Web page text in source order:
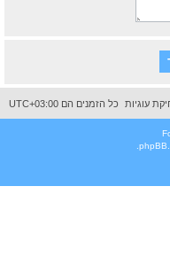
כל הזמנים הם UTC+03:00 עוגיות